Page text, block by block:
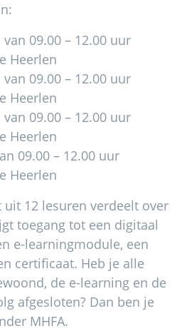
09.00 – 12.00 uur
Heerlen
09.00 – 12.00 uur
Heerlen
09.00 – 12.00 uur
Heerlen
09.00 – 12.00 uur
Heerlen
uit 12 lesuren verdeelt over
toegang tot een digitaal
e-learningmodule, een
certificaat. Heb je alle
de e-learning en de
afgesloten? Dan ben je
MHFA.